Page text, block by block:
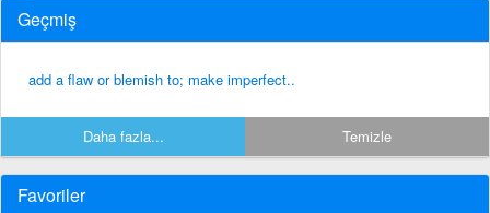
Geçmiş
add a flaw or blemish to; make imperfect..
Daha fazla... Temizle
Favoriler